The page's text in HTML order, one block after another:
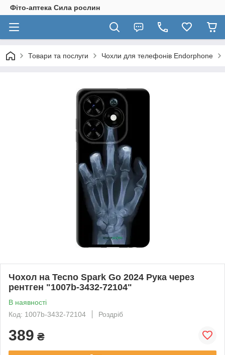
Фіто-аптека Сила рослин
Товари та послуги Чохли для телефонів Endorphone
Чохол на Tecno Spark Go 2024 Рука через
рентген "1007b-3432-72104"
В наявності
Код: 1007b-3432-72104
Роздріб
389 ₴